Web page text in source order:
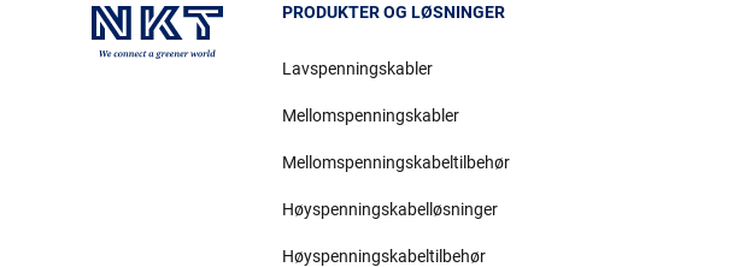
PRODUKTER OG LØSNINGER
Lavspenningskabler
Mellomspenningskabler
Mellomspenningskabeltilbehør
Høyspenningskabelløsninger
Høyspenningskabeltilbehør